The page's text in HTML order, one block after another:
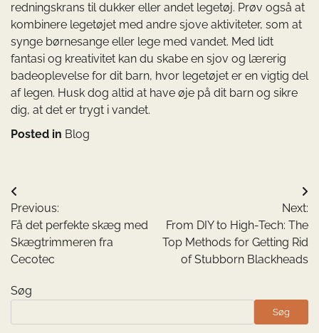
redningskrans til dukker eller andet legetøj. Prøv også at
kombinere legetøjet med andre sjove aktiviteter, som at
synge børnesange eller lege med vandet. Med lidt
fantasi og kreativitet kan du skabe en sjov og lærerig
badeoplevelse for dit barn, hvor legetøjet er en vigtig del
af legen. Husk dog altid at have øje på dit barn og sikre
dig, at det er trygt i vandet.
Posted in Blog
Indlægsnavigation
Previous:
Få det perfekte skæg med
Skægtrimmeren fra
Cecotec
Next:
From DIY to High-Tech: The
Top Methods for Getting Rid
of Stubborn Blackheads
Søg
Søg